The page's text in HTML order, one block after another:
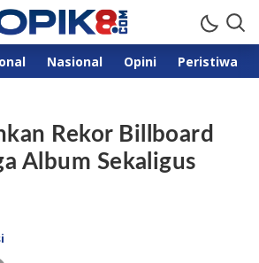
Nasional Opini Peristiwa
Rekor Billboard
Album Sekaligus